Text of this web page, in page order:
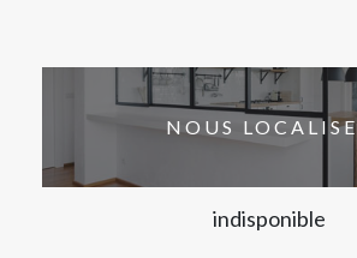
NOUS
indisponible